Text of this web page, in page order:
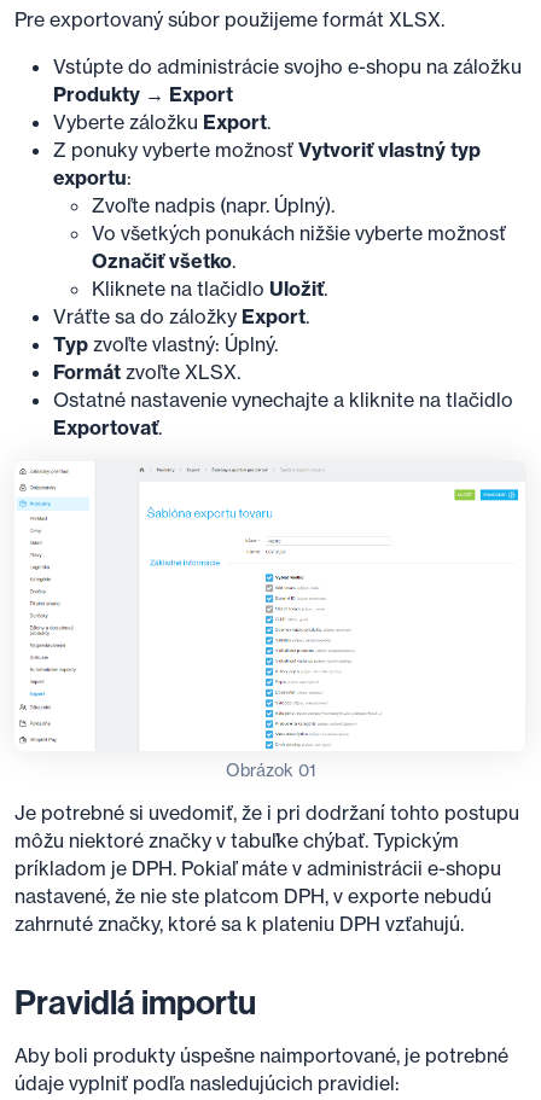
Pre exportovaný súbor použijeme formát XLSX.
Vstúpte do administrácie svojho e-shopu na záložku
Produkty → Export
Vyberte záložku Export.
Z ponuky vyberte možnosť Vytvoriť vlastný typ
exportu:
Zvoľte nadpis (napr. Úplný).
Vo všetkých ponukách nižšie vyberte možnosť
Označiť všetko.
Kliknete na tlačidlo Uložiť.
Vráťte sa do záložky Export.
Typ zvoľte vlastný: Úplný.
Formát zvoľte XLSX.
Ostatné nastavenie vynechajte a kliknite na tlačidlo
Exportovať.
Obrázok 01
Je potrebné si uvedomiť, že i pri dodržaní tohto postupu
môžu niektoré značky v tabuľke chýbať. Typickým
príkladom je DPH. Pokiaľ máte v administrácii e-shopu
nastavené, že nie ste platcom DPH, v exporte nebudú
zahrnuté značky, ktoré sa k plateniu DPH vzťahujú.
Pravidlá importu
Aby boli produkty úspešne naimportované, je potrebné
údaje vyplniť podľa nasledujúcich pravidiel: